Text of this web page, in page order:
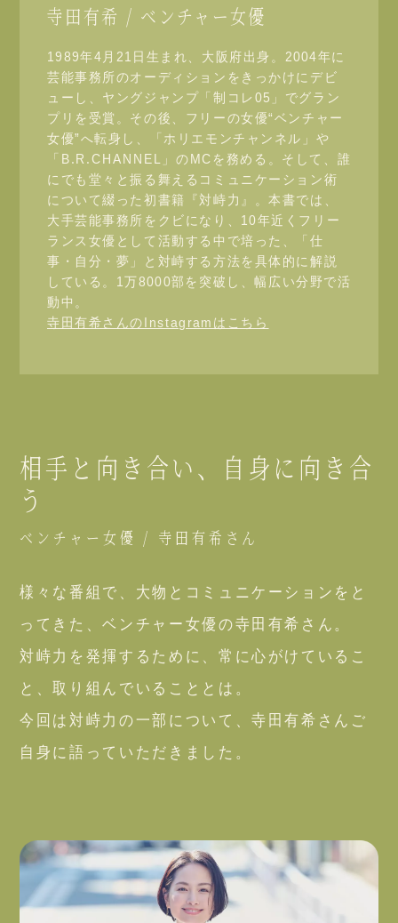
寺田有希 / ベンチャー女優
1989年4月21日生まれ、大阪府出身。2004年に
芸能事務所のオーディションをきっかけにデビ
ューし、ヤングジャンプ「制コレ05」でグラン
プリを受賞。その後、フリーの女優“ベンチャー
女優”へ転身し、「ホリエモンチャンネル」や
「B.R.CHANNEL」のMCを務める。そして、誰
にでも堂々と振る舞えるコミュニケーション術
について綴った初書籍『対峙力』。本書では、
大手芸能事務所をクビになり、10年近くフリー
ランス女優として活動する中で培った、「仕
事・自分・夢」と対峙する方法を具体的に解説
している。1万8000部を突破し、幅広い分野で活
動中。
寺田有希さんのInstagramはこちら
相手と向き合い、自身に向き合
う
ベンチャー女優 / 寺田有希さん
様々な番組で、大物とコミュニケーションをと
ってきた、ベンチャー女優の寺田有希さん。
対峙力を発揮するために、常に心がけているこ
と、取り組んでいることとは。
今回は対峙力の一部について、寺田有希さんご
自身に語っていただきました。